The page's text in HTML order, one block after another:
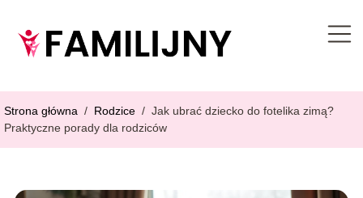
Strona główna / Rodzice / Jak ubrać dziecko do fotelika zimą?
Praktyczne porady dla rodziców